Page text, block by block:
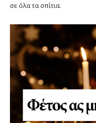
σε όλα τα σπίτια.